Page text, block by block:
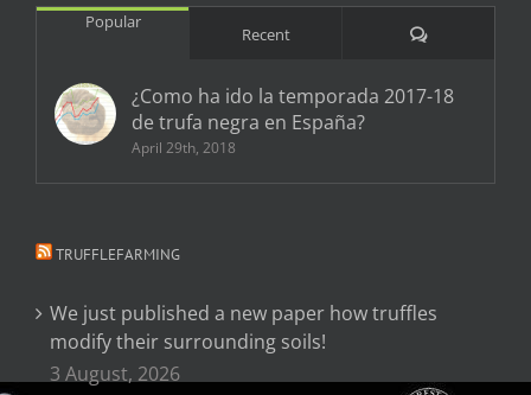
Popular
Recent Comments
¿Como ha ido la temporada 2017-18
de trufa negra en España?
April 29th, 2018
TRUFFLEFARMING
We just published a new paper how truffles
modify their surrounding soils!
3 August, 2026